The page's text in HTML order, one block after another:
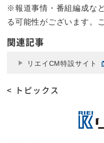
※報道事情・番組編成な
る可能性がございます。
関連記事
リエイCM特設サイト
< トピックス